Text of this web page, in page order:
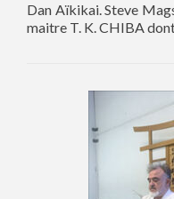
Dan Aïkikai. Steve
maitre T. K. CHIBA